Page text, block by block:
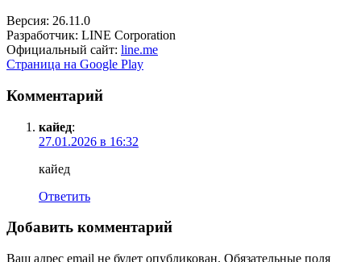
Версия: 26.11.0
Разработчик: LINE Corporation
Официальный сайт: line.me
Страница на Google Play
Комментарий
кайед:
27.01.2026 в 16:32
кайед
Ответить
Добавить комментарий
Ваш адрес email не будет опубликован. Обязательные поля